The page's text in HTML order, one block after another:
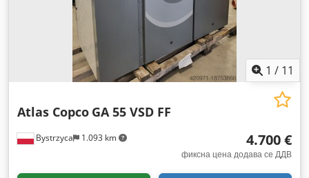
1 / 11
Bystrzyca 1.093 km
Atlas Copco GA 55 VSD FF
4.700 €
фиксна цена додава се ДДВ